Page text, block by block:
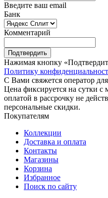
Введите ваш email
Банк
Комментарий
Подтвердить
Нажимая кнопку
Политику
С Вами свяжется оператор
Цена фиксируется на сутки с
оплатой в рассрочку не
персональные скидки.
Покупателям
Коллекции
Доставка и оплата
Контакты
Магазины
Корзина
Избранное
Поиск по сайту